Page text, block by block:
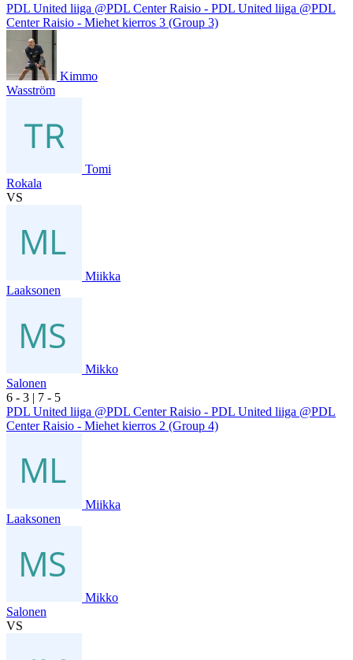
PDL United liiga @PDL Center Raisio - PDL United liiga @PDL
Center Raisio - Miehet kierros 3 (Group 3)
Kimmo
Wasström
Tomi
Rokala
VS
Miikka
Laaksonen
Mikko
Salonen
6 - 3 | 7 - 5
PDL United liiga @PDL Center Raisio - PDL United liiga @PDL
Center Raisio - Miehet kierros 2 (Group 4)
Miikka
Laaksonen
Mikko
Salonen
VS